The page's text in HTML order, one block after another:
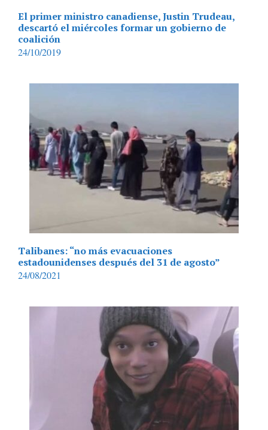
El primer ministro canadiense, Justin Trudeau,
descartó el miércoles formar un gobierno de
coalición
24/10/2019
Talibanes: “no más evacuaciones
estadounidenses después del 31 de agosto”
24/08/2021